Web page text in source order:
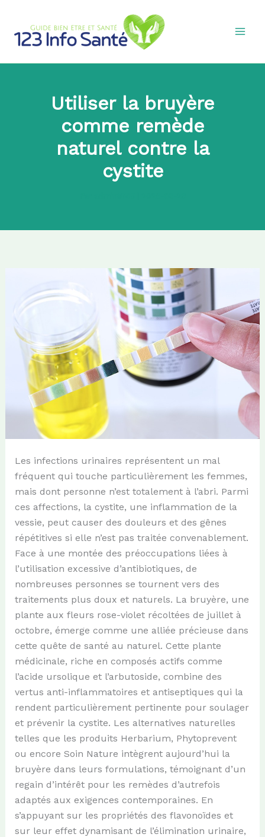
contenu
Utiliser la bruyère
comme remède
naturel contre la
cystite
Les infections urinaires représentent un mal
fréquent qui touche particulièrement les femmes,
mais dont personne n’est totalement à l’abri. Parmi
ces affections, la cystite, une inflammation de la
vessie, peut causer des douleurs et des gênes
répétitives si elle n’est pas traitée convenablement.
Face à une montée des préoccupations liées à
l’utilisation excessive d’antibiotiques, de
nombreuses personnes se tournent vers des
traitements plus doux et naturels. La bruyère, une
plante aux fleurs rose-violet récoltées de juillet à
octobre, émerge comme une alliée précieuse dans
cette quête de santé au naturel. Cette plante
médicinale, riche en composés actifs comme
l’acide ursolique et l’arbutoside, combine des
vertus anti-inflammatoires et antiseptiques qui la
rendent particulièrement pertinente pour soulager
et prévenir la cystite. Les alternatives naturelles
telles que les produits Herbarium, Phytoprevent
ou encore Soin Nature intègrent aujourd’hui la
bruyère dans leurs formulations, témoignant d’un
regain d’intérêt pour les remèdes d’autrefois
adaptés aux exigences contemporaines. En
s’appuyant sur les propriétés des flavonoïdes et
sur leur effet dynamisant de l’élimination urinaire,